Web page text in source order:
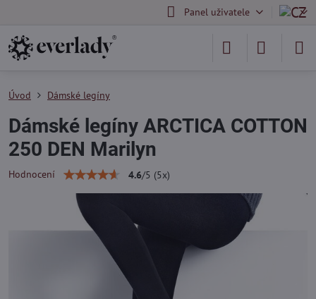
Panel uživatele
Úvod Dámské legíny
Dámské legíny ARCTICA COTTON
250 DEN Marilyn
Hodnocení 4.6/5 (5x)